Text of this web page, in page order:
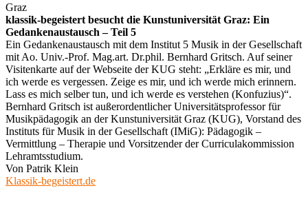
Graz
klassik-begeistert besucht die Kunstuniversität Graz: Ein
Gedankenaustausch – Teil 5
Ein Gedankenaustausch mit dem Institut 5 Musik in der Gesellschaft
mit Ao. Univ.-Prof. Mag.art. Dr.phil. Bernhard Gritsch. Auf seiner
Visitenkarte auf der Webseite der KUG steht: „Erkläre es mir, und
ich werde es vergessen. Zeige es mir, und ich werde mich erinnern.
Lass es mich selber tun, und ich werde es verstehen (Konfuzius)“.
Bernhard Gritsch ist außerordentlicher Universitätsprofessor für
Musikpädagogik an der Kunstuniversität Graz (KUG), Vorstand des
Instituts für Musik in der Gesellschaft (IMiG): Pädagogik –
Vermittlung – Therapie und Vorsitzender der Curriculakommission
Lehramtsstudium.
Von Patrik Klein
Klassik-begeistert.de